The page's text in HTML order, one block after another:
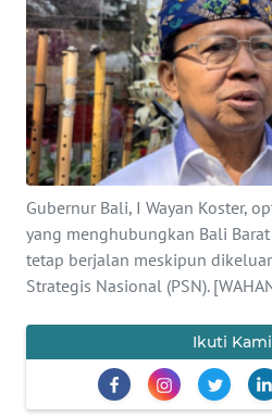
Gubernur Bali, I Wayan Koster,
yang menghubungkan Bali
tetap berjalan meskipun
Strategis Nasional (PSN).
Ikuti
Informasi
INDEKS
BERITA
KONTAK
KAMI
INFO
IKLAN
TENTANG
PEDOMAN